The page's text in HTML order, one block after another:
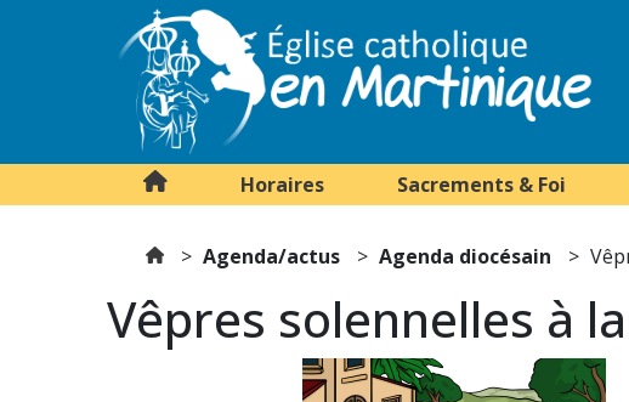
Horaires Sacrements & Foi
Agenda/actus Agenda diocésain
Vêpres solennelles à